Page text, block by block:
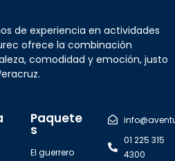
de experiencia en actividades
ofrece la combinación
comodidad y emoción, justo
Paquete
s
El guerrero
01 225 315
4300